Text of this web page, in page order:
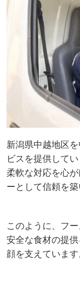
新潟県中越地区
ビスを提供して
柔軟な対応を心
ーとして信頼を築
このように、フ
安全な食材の提
顔を支えています